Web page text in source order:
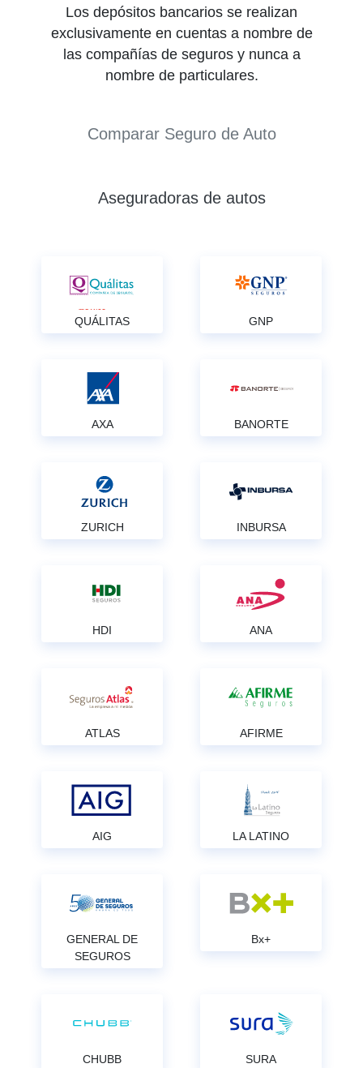
Los depósitos bancarios se realizan
exclusivamente en cuentas a nombre de
las compañías de seguros y nunca a
nombre de particulares.
Comparar Seguro de Auto
Aseguradoras de autos
QUÁLITAS GNP
AXA BANORTE
ZURICH INBURSA
HDI ANA
ATLAS AFIRME
AIG LA LATINO
GENERAL DE
SEGUROS
Bx+
CHUBB SURA